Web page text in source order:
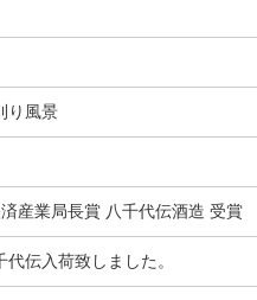
り風景
産業局長賞 八千代伝酒造 受賞
伝入荷致しました。